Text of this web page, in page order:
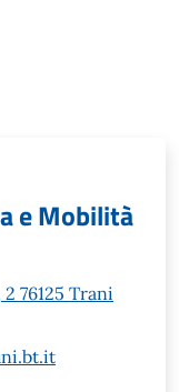
e Mobilità
76125 Trani